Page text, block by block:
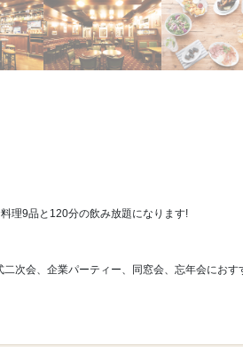
理9品と120分の飲み放題になります!
次会、企業パーティー、同窓会、忘年会におす